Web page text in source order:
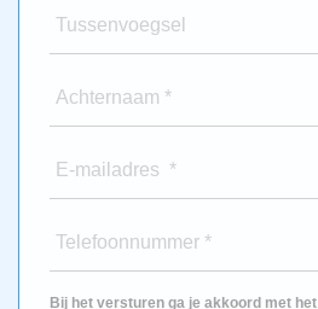
Tussenvoegsel
Achternaam *
E-mailadres *
Telefoonnummer *
Bij het versturen ga je akkoord met het